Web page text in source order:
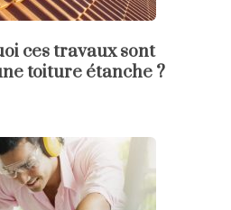
ces travaux sont
toiture étanche ?